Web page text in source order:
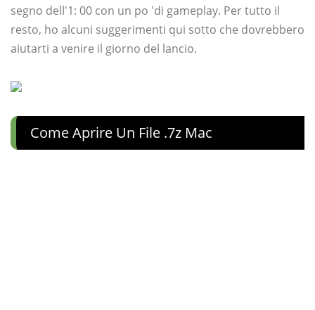
segno dell'1: 00 con un po 'di gameplay. Per tutto il
resto, ho alcuni suggerimenti qui sotto che dovrebbero
aiutarti a venire il giorno del lancio.
Come Aprire Un File .7z Mac